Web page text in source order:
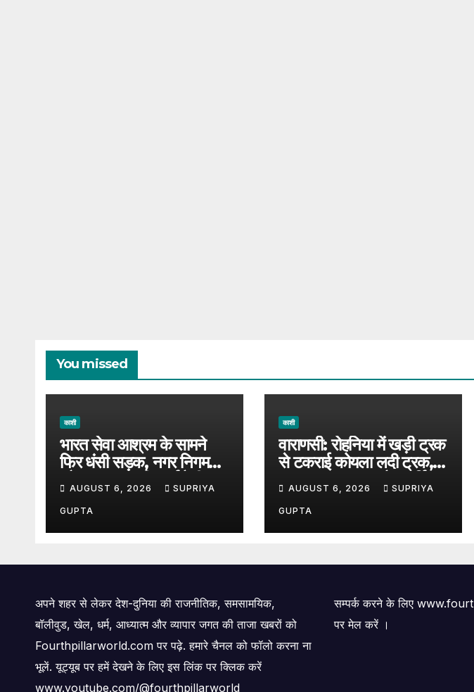
You missed
काशी
भारत सेवा आश्रम के सामने
फिर धंसी सड़क, नगर निगम
और प्रशासन की कार्यशैली पर
उठे सवाल, 7 दिन पहले हुई थी
मरम्मत
AUGUST 6, 2026 SUPRIYA
GUPTA
काशी
वाराणसी: रोहनिया में खड़ी ट्रक
से टकराई कोयला लदी ट्रक,
बड़ा हादसा टला; अवैध पार्किंग
पर उठे सवाल
AUGUST 6, 2026 SUPRIYA
GUPTA
अपने शहर से लेकर देश-दुनिया की राजनीतिक, समसामयिक,
बॉलीवुड, खेल, धर्म, आध्यात्म और व्यापार जगत की ताजा खबरों को
Fourthpillarworld.com पर पढ़े. हमारे चैनल को फॉलो करना ना
भूलें. यूट्यूब पर हमें देखने के लिए इस लिंक पर क्लिक करें
www.youtube.com/@fourthpillarworld
सम्पर्क करने के लिए
पर मेल करें ।